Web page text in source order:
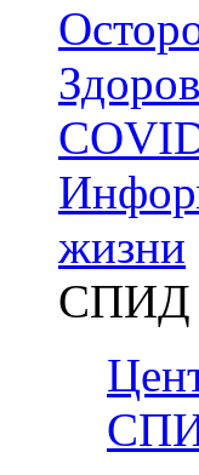
жизни
СПИД